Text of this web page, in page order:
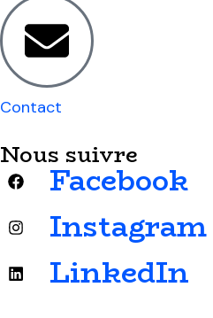
Contact
Nous suivre
Facebook
Instagram
LinkedIn